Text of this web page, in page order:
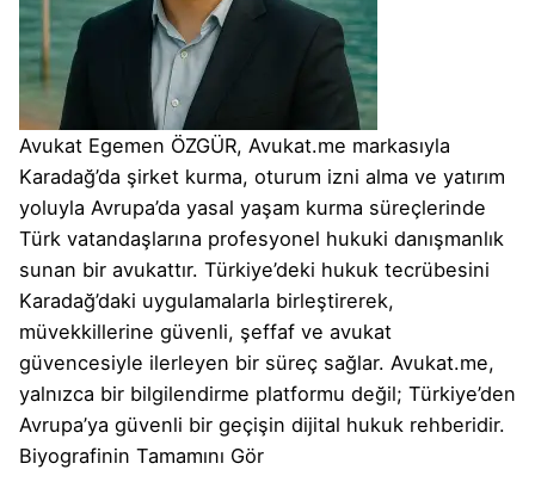
Avukat Egemen ÖZGÜR, Avukat.me markasıyla
Karadağ’da şirket kurma, oturum izni alma ve yatırım
yoluyla Avrupa’da yasal yaşam kurma süreçlerinde
Türk vatandaşlarına profesyonel hukuki danışmanlık
sunan bir avukattır. Türkiye’deki hukuk tecrübesini
Karadağ’daki uygulamalarla birleştirerek,
müvekkillerine güvenli, şeffaf ve avukat
güvencesiyle ilerleyen bir süreç sağlar. Avukat.me,
yalnızca bir bilgilendirme platformu değil; Türkiye’den
Avrupa’ya güvenli bir geçişin dijital hukuk rehberidir.
Biyografinin Tamamını Gör